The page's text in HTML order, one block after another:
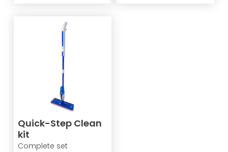
Quick-Step Clean
kit
Complete set